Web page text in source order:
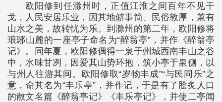
欧阳修到任滁州时，正值江淮之间百年不见干
戈，人民安居乐业，因其地僻事简、民俗敦厚，兼有
山水之美，故转忧为乐。到滁州的第二年，欧阳修将
琅琊山麓的一座亭子命名为“醉翁亭”，并作《醉翁亭
记》。同年夏，欧阳修偶得一泉于州城西南丰山之谷
中，水味甘冽，因爱其山势环抱，筑小亭于泉侧，以
与州人往游其间。欧阳修取“岁物丰成”“与民同乐”之
意，命其名为“丰乐亭”，并作记，于是有了脍炙人口
的散文名篇《醉翁亭记》《丰乐亭记》，并使二亭闻